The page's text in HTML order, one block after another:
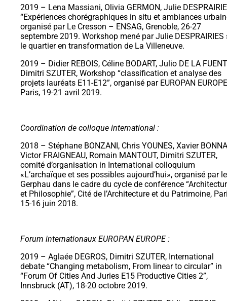
2019 – Lena Massiani, Olivia GERMON, Julie
“Expériences chorégraphiques in situ et ambiances
organisé par Le Cresson – ENSAG, Grenoble, 26-27
septembre 2019. Workshop mené par Julie DESPRAIRIES
le quartier en transformation de La Villeneuve.
2019 – Didier REBOIS, Céline BODART, Julio DE LA
Dimitri SZUTER, Workshop “classification et analyse des
projets lauréats E11-E12”, organisé par EUROPAN
Paris, 19-21 avril 2019.
Coordination de colloque international :
2018 – Stéphane BONZANI, Chris YOUNES, Xavier
Victor FRAIGNEAU, Romain MANTOUT, Dimitri SZUTER,
comité d’organisation in International colloquium
«L’archaïque et ses possibles aujourd’hui», organisé par le
Gerphau dans le cadre du cycle de conférence
et Philosophie”, Cité de l’Architecture et du Patrimoine,
15-16 juin 2018.
Forum internationaux EUROPAN EUROPE :
2019 – Aglaée DEGROS, Dimitri SZUTER, International
debate “Changing metabolism, From linear to circular” in
“Forum Of Cities And Juries E15 Productive Cities 2”,
Innsbruck (AT), 18-20 octobre 2019.